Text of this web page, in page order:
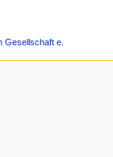
Gesellschaft e.